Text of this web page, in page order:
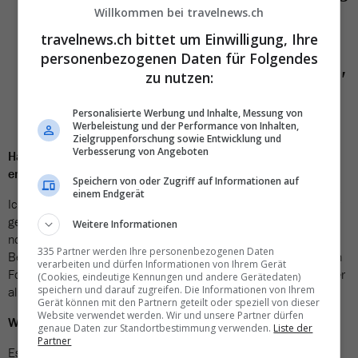
ich ausserhalb der
Hauptsaison unterwegs bin
und Orte 'off the beaten track'
besuche.»
Haben Sie sich in den letzten Jahren zum Reisefotografen
entwickelt? Oder waren Sie dies schon vorher?
Ich habe die Passion für die Fotografie quasi von meinem Vater
geerbt und schon als Kind fotografiert. Damals wurden Bilder
noch als Dias entwickelt und man hat sie Freunden und
Bekannten auf der Leinwand gezeigt. Vieles ist mit der digitalen
Fotografie einfacher geworden und wahrscheinlich habe ich über
all die Jahre auch dazugelernt, was die Fotografie anbelangt.
Wie gestaltet sich Ihre künftige Reiseplanung?
Es gibt ganz viele Orte, welche ich noch einmal oder neu
Willkommen bei travelnews.ch
travelnews.ch bittet um Einwilligung, Ihre
personenbezogenen Daten für Folgendes
zu nutzen:
Personalisierte Werbung und Inhalte, Messung von
Werbeleistung und der Performance von Inhalten,
Zielgruppenforschung sowie Entwicklung und
Verbesserung von Angeboten
Speichern von oder Zugriff auf Informationen auf
einem Endgerät
Weitere Informationen
335 Partner werden Ihre personenbezogenen Daten
verarbeiten und dürfen Informationen von Ihrem Gerät
(Cookies, eindeutige Kennungen und andere Gerätedaten)
speichern und darauf zugreifen. Die Informationen von Ihrem
Gerät können mit den Partnern geteilt oder speziell von dieser
Website verwendet werden. Wir und unsere Partner dürfen
genaue Daten zur Standortbestimmung verwenden. Liste der
Partner